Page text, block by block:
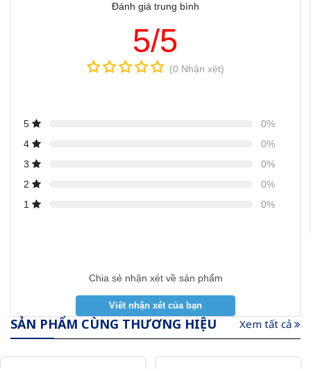
Đánh giá trung bình
5/5
(0 Nhận xét)
5
0%
4
0%
3
0%
2
0%
1
0%
Chia sẻ nhận xét về sản phẩm
SẢN PHẨM CÙNG THƯƠNG HIỆU Xem tất cả